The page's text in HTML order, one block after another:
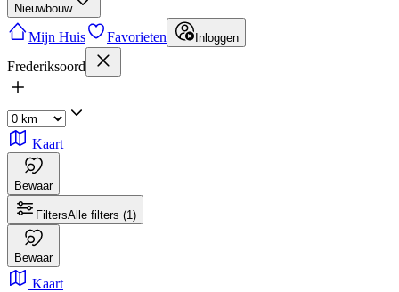
Nieuwbouw
Mijn Huis Favorieten Inloggen
Frederiksoord
Kaart
Bewaar
FiltersAlle filters (1)
Bewaar
Kaart